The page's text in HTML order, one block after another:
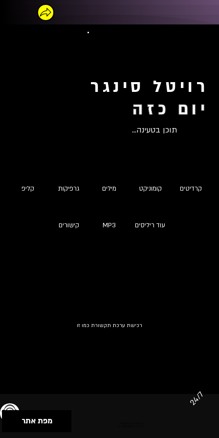
רויטל סינגר
יום כזה
תוכן בטעינה...
קליפ גרפיקות מילים קומוניקט קרדיטים
קישורים MP3 עוד ריליסים
רכישת ערכת תקשורת כמו זו
מפת אתר
24/7